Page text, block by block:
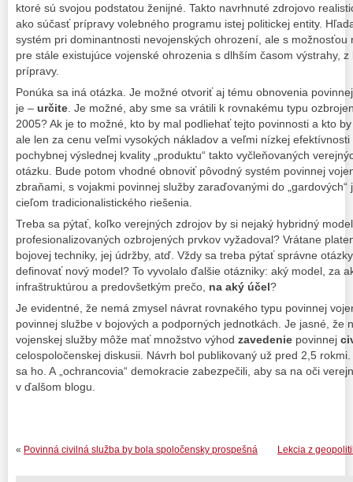
ktoré sú svojou podstatou ženijné. Takto navrhnuté zdrojovo
ako súčasť prípravy volebného programu istej politickej entity.
systém pri dominantnosti nevojenských ohrození, ale s možnosťou
pre stále existujúce vojenské ohrozenia s dlhším časom výstrahy,
prípravy.
Ponúka sa iná otázka. Je možné otvoriť aj tému obnovenia
je – určite. Je možné, aby sme sa vrátili k rovnakému typu
2005? Ak je to možné, kto by mal podliehať tejto povinnosti a kto
ale len za cenu veľmi vysokých nákladov a veľmi nízkej
pochybnej výslednej kvality „produktu“ takto vyčleňovaných
otázku. Bude potom vhodné obnoviť pôvodný systém povinnej
zbraňami, s vojakmi povinnej služby zaraďovanými do
cieľom tradicionalistického riešenia.
Treba sa pýtať, koľko verejných zdrojov by si nejaký hybridný
profesionalizovaných ozbrojených prvkov vyžadoval? Vrátane
bojovej techniky, jej údržby, atď. Vždy sa treba pýtať správne
definovať nový model? To vyvolalo ďalšie otázniky: aký model, za
infraštruktúrou a predovšetkým prečo, na aký účel?
Je evidentné, že nemá zmysel návrat rovnakého typu povinnej
povinnej službe v bojových a podporných jednotkách. Je jasné, že
vojenskej služby môže mať množstvo výhod zavedenie povinnej
celospoločenskej diskusii. Návrh bol publikovaný už pred 2,5
sa ho. A „ochrancovia“ demokracie zabezpečili, aby sa na oči
v ďalšom blogu.
Lekcia z
« Povinná civilná služba by bola spoločensky prospešná